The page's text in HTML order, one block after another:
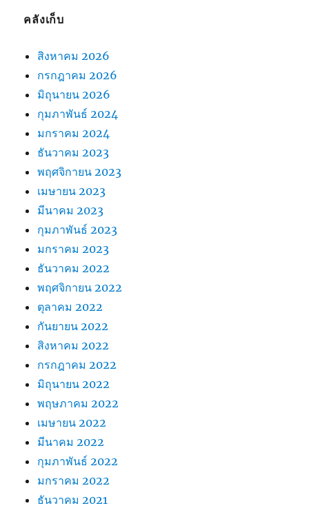
คลังเก็บ
สิงหาคม 2026
กรกฎาคม 2026
มิถุนายน 2026
กุมภาพันธ์ 2024
มกราคม 2024
ธันวาคม 2023
พฤศจิกายน 2023
เมษายน 2023
มีนาคม 2023
กุมภาพันธ์ 2023
มกราคม 2023
ธันวาคม 2022
พฤศจิกายน 2022
ตุลาคม 2022
กันยายน 2022
สิงหาคม 2022
กรกฎาคม 2022
มิถุนายน 2022
พฤษภาคม 2022
เมษายน 2022
มีนาคม 2022
กุมภาพันธ์ 2022
มกราคม 2022
ธันวาคม 2021